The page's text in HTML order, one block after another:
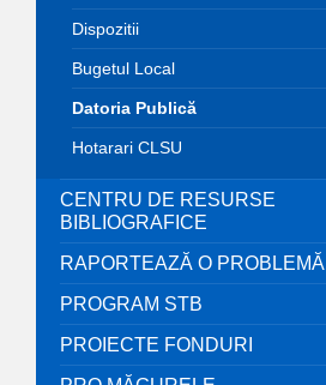
Dispozitii
Bugetul Local
Datoria Publică
Hotarari CLSU
CENTRU DE RESURSE
BIBLIOGRAFICE
RAPORTEAZĂ O PROBLEMĂ
PROGRAM STB
PROIECTE FONDURI